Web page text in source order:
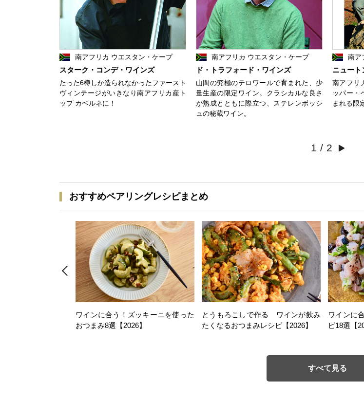
南アフリカ ウエスタン・ケープ
スターク・コンデ・ワインズ
たった6樽しか造られなかったファースト
ヴィンテージがいきなり南アフリカ産ト
ップ カベルネに！
南アフリカ ウエスタン・ケープ
ド・トラフォード・ワインズ
山間の究極のテロワールで育まれた、少
量生産の限定ワイン。クラシカルな良さ
が熟成とともに際立つ、ステレンボッシ
ュの秘蔵ワイン。
南ア
ニュート
南アフリ
ッパー・
まれる限
1 / 2
おすすめペアリングレシピまとめ
ワインに合う！ズッキーニを使った
おつまみ8選【2026】
とうもろこしで作る ワインが飲み
たくなるおつまみレシピ【2026】
ワインに
ピ18選【
すべて見る